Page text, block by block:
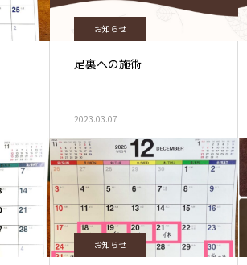
お知らせ
足裏への施術
2023.03.07
お知らせ